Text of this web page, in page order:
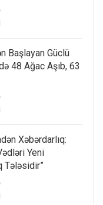
Başlayan Güclü
48 Ağac Aşıb, 63
Xəbərdarlıq:
Yeni
Tələsidir”